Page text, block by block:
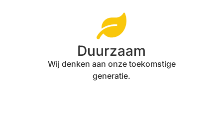
Duurzaam
Wij denken aan onze toekomstige
generatie.